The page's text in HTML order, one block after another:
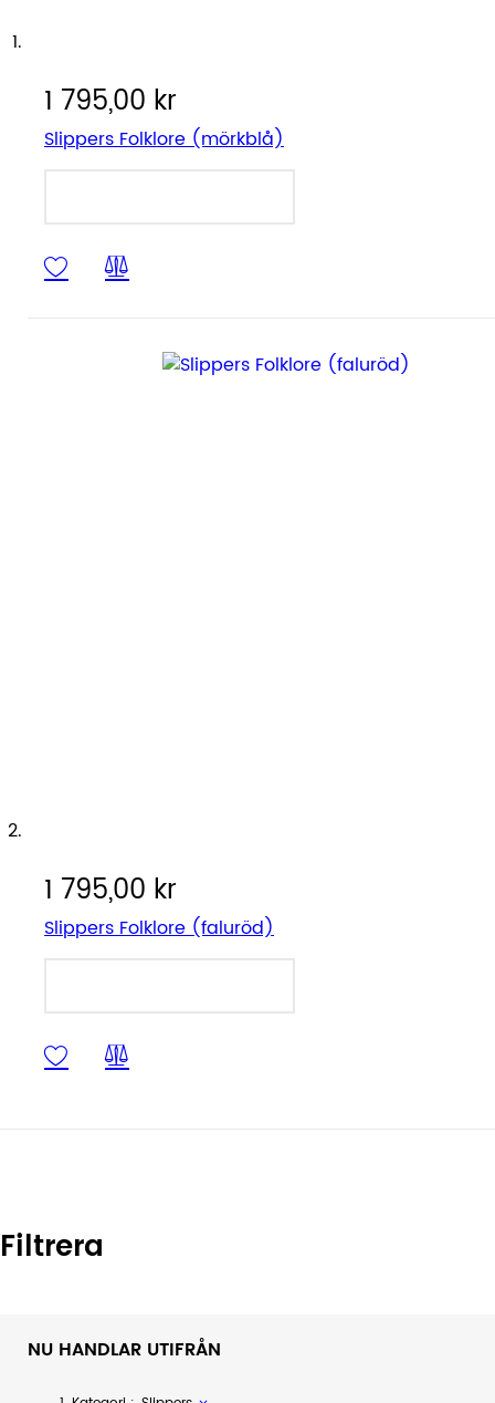
1 795,00 kr
Slippers Folklore (mörkblå)
1 795,00 kr
Slippers Folklore (faluröd)
Filtrera
NU HANDLAR UTIFRÅN